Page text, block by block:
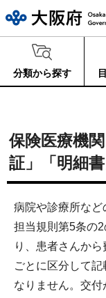
分類から探す
保険医療機
証」「明細書
病院や診療所な
担当規則第5条の
り、患者さんか
ごとに区分して
なりません。交